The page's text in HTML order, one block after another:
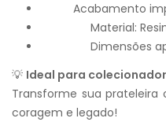
Acabamento
Material:
Dimensões
💡 Ideal para
Transforme sua
coragem e legado!